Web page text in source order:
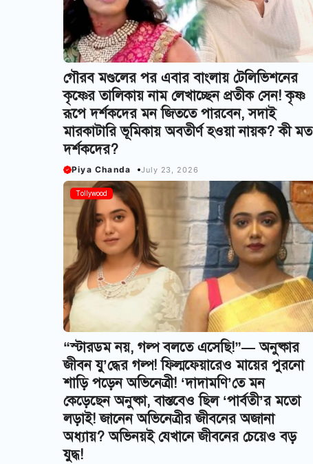
গৌরব মণ্ডলের পর এবার বাংলায় টেলিভিশনের
কৃষ্ণের তালিকায় নাম লেখাচ্ছেন প্রতীক সেন! কৃষ্ণ
রূপে দর্শকদের মন জিততে পারবেন, সদাই
মারকাটারি ভূমিকায় অবতীর্ণ হওয়া নায়ক? কী মত
দর্শকদের?
Piya Chanda July 23, 2026
Tollywood
“স্টারডম নয়, গল্প বলতে এসেছি!”— অনুষ্কার
জীবন যু’দ্ধের গল্প! ফিল্মফেয়ারেও মায়ের পুরনো
শাড়ি পড়েন অভিনেত্রী! ‘দাদামণি’তে মন
কেড়েছেন অনুষ্কা, বাস্তবেও ছিল ‘পার্বতী’র মতো
লড়াই! জানেন অভিনেত্রীর জীবনের অজানা
অধ্যায়? অভিনয়ই যেখানে জীবনের চেয়েও বড়
যুদ্ধ!